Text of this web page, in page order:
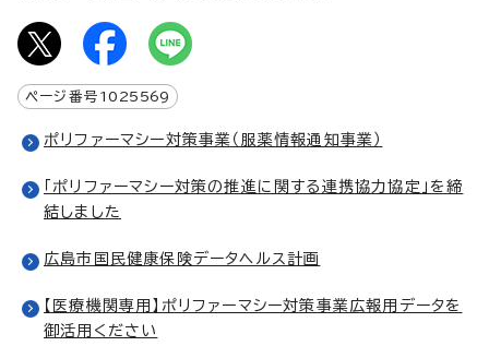
ページ番号 1025569
ポリファーマシー対策事業（服薬情報通知事業）
「ポリファーマシー対策の推進に関する連携協力協定」を締
結しました
広島市国民健康保険データヘルス計画
【医療機関専用】ポリファーマシー対策事業広報用データを
御活用ください